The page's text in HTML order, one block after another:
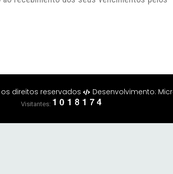
direitos reservados Desenvolvimento:
Visitantes: